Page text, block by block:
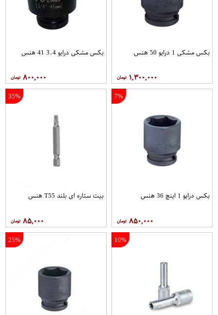
بکس مشکی 1 درایو 50 هنس
۱,۳۰۰,۰۰۰
بکس مشکی درایو 3.4 41 هنس
۸۰۰,۰۰۰
7%
بکس درایو 1 اینچ 36 هنس
۸۵۰,۰۰۰
35%
بیت ستاره ای بلند T55 هنس
۸۵,۰۰۰
10%
25%